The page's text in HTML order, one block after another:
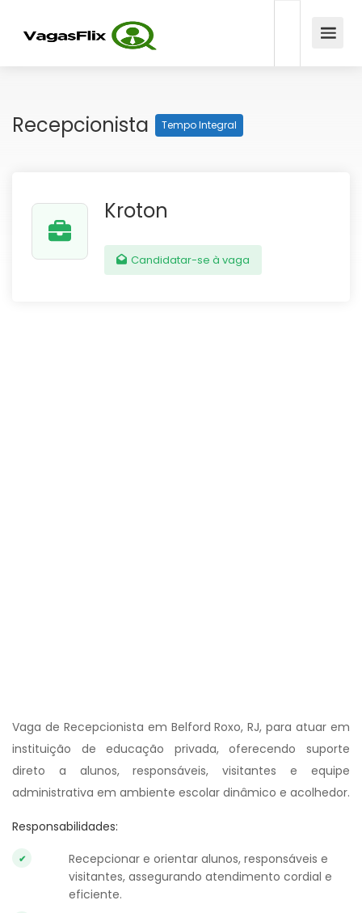
Recepcionista Tempo Integral
Kroton
Candidatar-se à vaga
Vaga de Recepcionista em Belford Roxo, RJ, para atuar em
instituição de educação privada, oferecendo suporte
direto a alunos, responsáveis, visitantes e equipe
administrativa em ambiente escolar dinâmico e acolhedor.
Responsabilidades:
Recepcionar e orientar alunos, responsáveis e
visitantes, assegurando atendimento cordial e
eficiente.